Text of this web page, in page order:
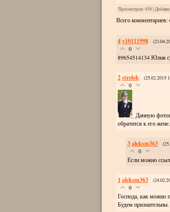
Просмотров: 458 |
Всего комментариев:
4 v10111998
0
89654514134 Юлия
2 strelok (25.02.2015
0
Данную
обратится к его жене.
3 aleksm363
0
Если можно
1 aleksm363
0
Господа, как можно
Будем признательны.